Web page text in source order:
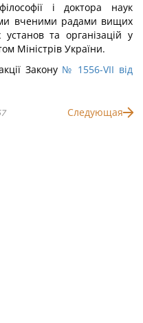
і доктора наук
вченими радами вищих
та організацій у
Міністрів України.
Закону № 1556-VII від
Следующая